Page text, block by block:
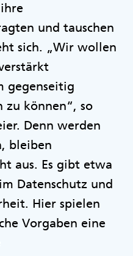
und tauschen
sich. „Wir wollen
gegenseitig
zu können“, so
Denn werden
bleiben
aus. Es gibt etwa
Datenschutz und
Hier spielen
Vorgaben eine